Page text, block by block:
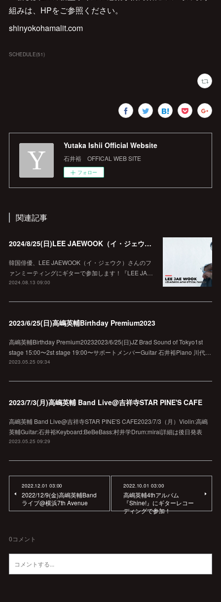
組みは、HPをご参照ください。
shinyokohamalit.com
SCHEDULE(51)
Yutaka Ishii Official Website
石井裕 OFFICAL WEB SITE
フォロー
関連記事
2024/8/25(日)LEE JAEWOOK（イ・ジェウク）ファンミーティングにサポートギターで参加！
韓国俳優、LEE JAEWOOK（イ・ジェウク）さんのフ
ァンミーティングにギターで参加します！『LEE JA…
2024.08.13 09:00
2023/6/25(日)高嶋英輔Birthday Premium2023
高嶋英輔Birthday Premium20232023/6/25(日)JZ Brad Sound of Tokyo1st
stage 15:00〜2st stage 19:00〜サポートメンバーGuitar 石井裕Piano 川代…
2023.05.25 09:34
2023/7/3(月)高嶋英輔 Band Live@吉祥寺STAR PINE'S CAFE
高嶋英輔 Band Live@吉祥寺STAR PINE'S CAFE2023/7/3（月）Violin:高嶋
英輔Guitar:石井裕Keyboard:BeBeBass:村井学Drum:mirai詳細は後日発表
2023.05.25 09:29
2022.12.01 03:00
2022/12/9(金)高嶋英輔Band
ライブ@横浜7th Avenue
2022.10.01 03:00
高嶋英輔4thアルバム
『Shine!』にギターレコー
ディングで参加！
0コメント